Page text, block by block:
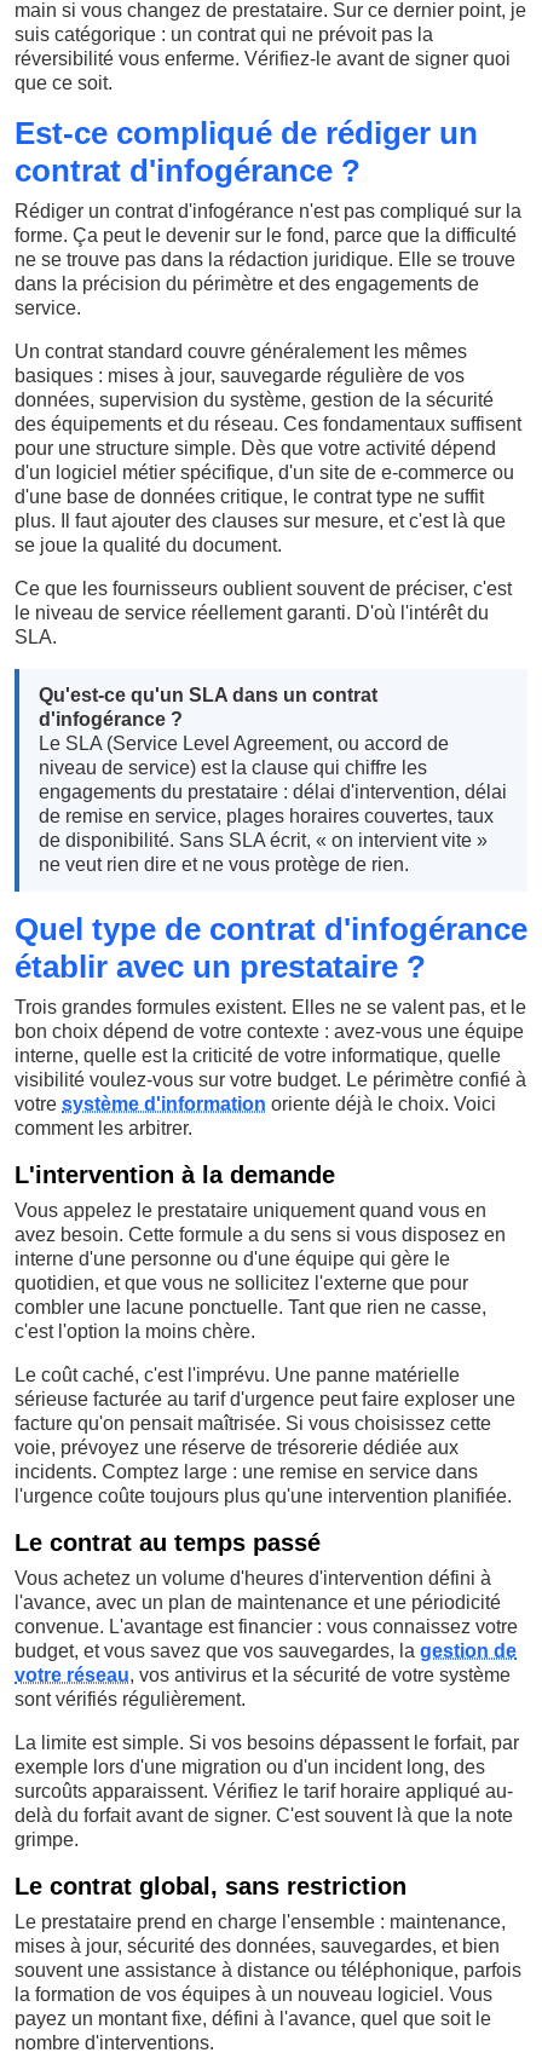
main si vous changez de prestataire. Sur ce dernier point, je
suis catégorique : un contrat qui ne prévoit pas la
réversibilité vous enferme. Vérifiez-le avant de signer quoi
que ce soit.
Est-ce compliqué de rédiger un
contrat d'infogérance ?
Rédiger un contrat d'infogérance n'est pas compliqué sur la
forme. Ça peut le devenir sur le fond, parce que la difficulté
ne se trouve pas dans la rédaction juridique. Elle se trouve
dans la précision du périmètre et des engagements de
service.
Un contrat standard couvre généralement les mêmes
basiques : mises à jour, sauvegarde régulière de vos
données, supervision du système, gestion de la sécurité
des équipements et du réseau. Ces fondamentaux suffisent
pour une structure simple. Dès que votre activité dépend
d'un logiciel métier spécifique, d'un site de e-commerce ou
d'une base de données critique, le contrat type ne suffit
plus. Il faut ajouter des clauses sur mesure, et c'est là que
se joue la qualité du document.
Ce que les fournisseurs oublient souvent de préciser, c'est
le niveau de service réellement garanti. D'où l'intérêt du
SLA.
Qu'est-ce qu'un SLA dans un contrat
d'infogérance ?
Le SLA (Service Level Agreement, ou accord de
niveau de service) est la clause qui chiffre les
engagements du prestataire : délai d'intervention, délai
de remise en service, plages horaires couvertes, taux
de disponibilité. Sans SLA écrit, « on intervient vite »
ne veut rien dire et ne vous protège de rien.
Quel type de contrat d'infogérance
établir avec un prestataire ?
Trois grandes formules existent. Elles ne se valent pas, et le
bon choix dépend de votre contexte : avez-vous une équipe
interne, quelle est la criticité de votre informatique, quelle
visibilité voulez-vous sur votre budget. Le périmètre confié à
votre système d'information oriente déjà le choix. Voici
comment les arbitrer.
L'intervention à la demande
Vous appelez le prestataire uniquement quand vous en
avez besoin. Cette formule a du sens si vous disposez en
interne d'une personne ou d'une équipe qui gère le
quotidien, et que vous ne sollicitez l'externe que pour
combler une lacune ponctuelle. Tant que rien ne casse,
c'est l'option la moins chère.
Le coût caché, c'est l'imprévu. Une panne matérielle
sérieuse facturée au tarif d'urgence peut faire exploser une
facture qu'on pensait maîtrisée. Si vous choisissez cette
voie, prévoyez une réserve de trésorerie dédiée aux
incidents. Comptez large : une remise en service dans
l'urgence coûte toujours plus qu'une intervention planifiée.
Le contrat au temps passé
Vous achetez un volume d'heures d'intervention défini à
l'avance, avec un plan de maintenance et une périodicité
convenue. L'avantage est financier : vous connaissez votre
budget, et vous savez que vos sauvegardes, la gestion de
votre réseau, vos antivirus et la sécurité de votre système
sont vérifiés régulièrement.
La limite est simple. Si vos besoins dépassent le forfait, par
exemple lors d'une migration ou d'un incident long, des
surcoûts apparaissent. Vérifiez le tarif horaire appliqué au-
delà du forfait avant de signer. C'est souvent là que la note
grimpe.
Le contrat global, sans restriction
Le prestataire prend en charge l'ensemble : maintenance,
mises à jour, sécurité des données, sauvegardes, et bien
souvent une assistance à distance ou téléphonique, parfois
la formation de vos équipes à un nouveau logiciel. Vous
payez un montant fixe, défini à l'avance, quel que soit le
nombre d'interventions.